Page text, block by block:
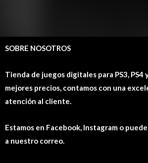
SOBRE NOSOTROS
Tienda de juegos digitales para PS3, PS4
mejores precios, contamos con una
atención al cliente.
Estamos en Facebook, Instagram o
a nuestro correo.